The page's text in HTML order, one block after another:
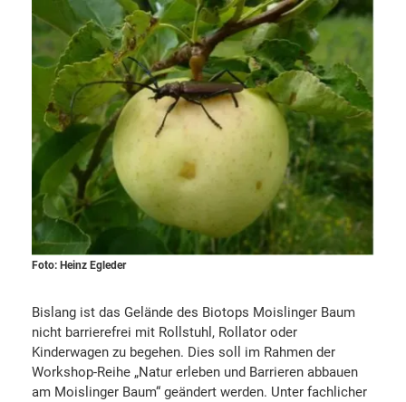
Foto: Heinz Egleder
Bislang ist das Gelände des Biotops Moislinger Baum
nicht barrierefrei mit Rollstuhl, Rollator oder
Kinderwagen zu begehen. Dies soll im Rahmen der
Workshop-Reihe „Natur erleben und Barrieren abbauen
am Moislinger Baum“ geändert werden. Unter fachlicher